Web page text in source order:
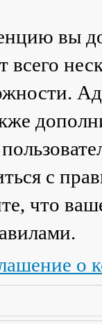
вы
всего
с
что
о